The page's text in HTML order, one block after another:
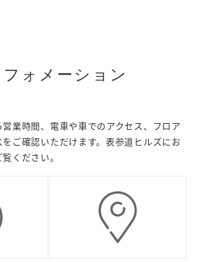
ォメーション
業時間、電車や車でのアクセス、フロア
ご確認いただけます。表参道ヒルズにお
ください。